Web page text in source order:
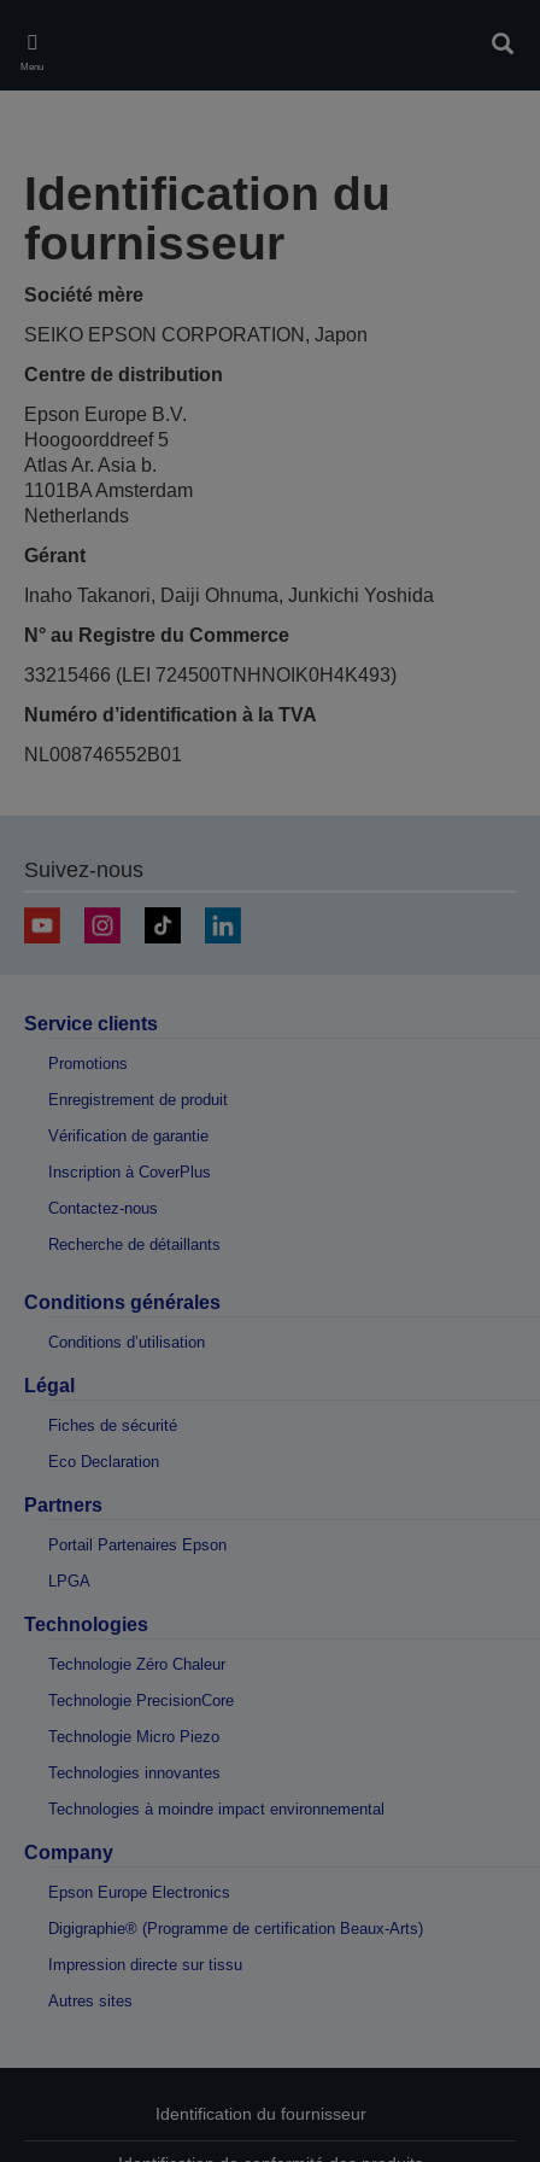
main
content
Menu
Identification du
fournisseur
Société mère
SEIKO EPSON CORPORATION, Japon
Centre de distribution
Epson Europe B.V.
Hoogoorddreef 5
Atlas Ar. Asia b.
1101BA Amsterdam
Netherlands
Gérant
Inaho Takanori, Daiji Ohnuma, Junkichi Yoshida
N° au Registre du Commerce
33215466 (LEI 724500TNHNOIK0H4K493)
Numéro d’identification à la TVA
NL008746552B01
Suivez-nous
Service clients
Promotions
Enregistrement de produit
Vérification de garantie
Inscription à CoverPlus
Contactez-nous
Recherche de détaillants
Conditions générales
Conditions d’utilisation
Légal
Fiches de sécurité
Eco Declaration
Partners
Portail Partenaires Epson
LPGA
Technologies
Technologie Zéro Chaleur
Technologie PrecisionCore
Technologie Micro Piezo
Technologies innovantes
Technologies à moindre impact environnemental
Company
Epson Europe Electronics
Digigraphie® (Programme de certification Beaux-Arts)
Impression directe sur tissu
Autres sites
Identification du fournisseur